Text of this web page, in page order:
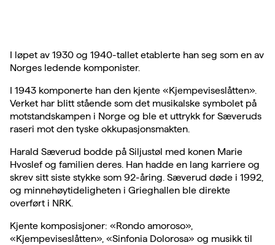
I løpet av 1930 og 1940-tallet etablerte han seg som en av
Norges ledende komponister.
I 1943 komponerte han den kjente «Kjempeviseslåtten».
Verket har blitt stående som det musikalske symbolet på
motstandskampen i Norge og ble et uttrykk for Sæveruds
raseri mot den tyske okkupasjonsmakten.
Harald Sæverud bodde på Siljustøl med konen Marie
Hvoslef og familien deres. Han hadde en lang karriere og
skrev sitt siste stykke som 92-åring. Sæverud døde i 1992,
og minnehøytideligheten i Grieghallen ble direkte
overført i NRK.
Kjente komposisjoner: «Rondo amoroso»,
«Kjempeviseslåtten», «Sinfonia Dolorosa» og musikk til